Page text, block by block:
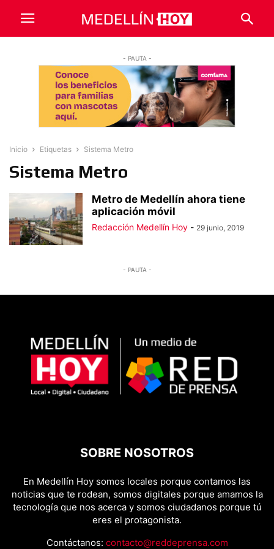
- PAUTA -
Inicio Etiquetas Sistema Metro
Sistema Metro
Metro de Medellín ahora tiene
aplicación móvil
Redacción Medellín Hoy - 29 junio, 2019
- PAUTA -
SOBRE NOSOTROS
En Medellín Hoy somos locales porque contamos las
noticias que te rodean, somos digitales porque amamos la
tecnología que nos acerca y somos ciudadanos porque tú
eres el protagonista.
Contáctanos: contacto@reddeprensa.com